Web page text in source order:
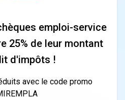
emploi-service
25% de leur montant
d'impôts !
avec le code promo